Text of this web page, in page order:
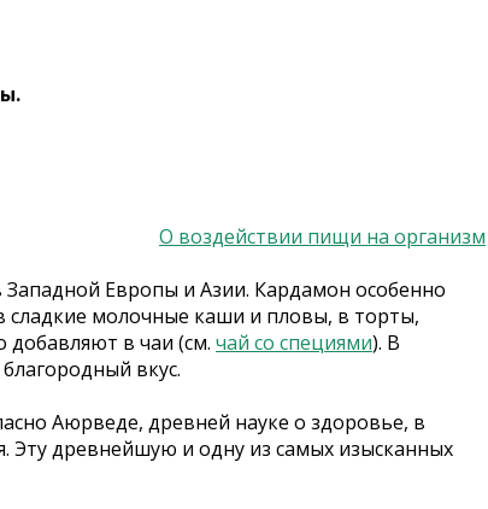
О воздействии пищи на организм
Европы и Азии. Кардамон особенно
сладкие молочные каши и пловы, в торты,
в чаи (см. чай со специями). В
вкус.
Аюрведе, древней науке о здоровье, в
Эту древнейшую и одну из самых изысканных